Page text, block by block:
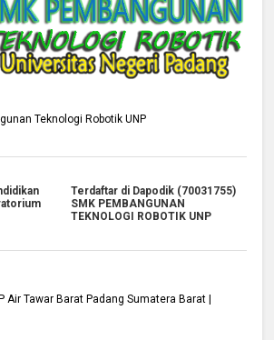
Teknologi Robotik UNP
Terdaftar di Dapodik (70031755)
SMK PEMBANGUNAN
TEKNOLOGI ROBOTIK UNP
Air Tawar Barat Padang Sumatera Barat |